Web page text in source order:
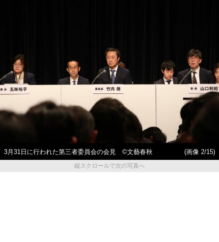
3月31日に行われた第三者委員会の会見 ©文藝春秋
(画像 2/15)
縦スクロールで次の写真へ